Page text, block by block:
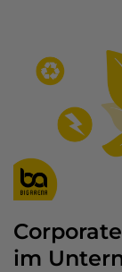
im